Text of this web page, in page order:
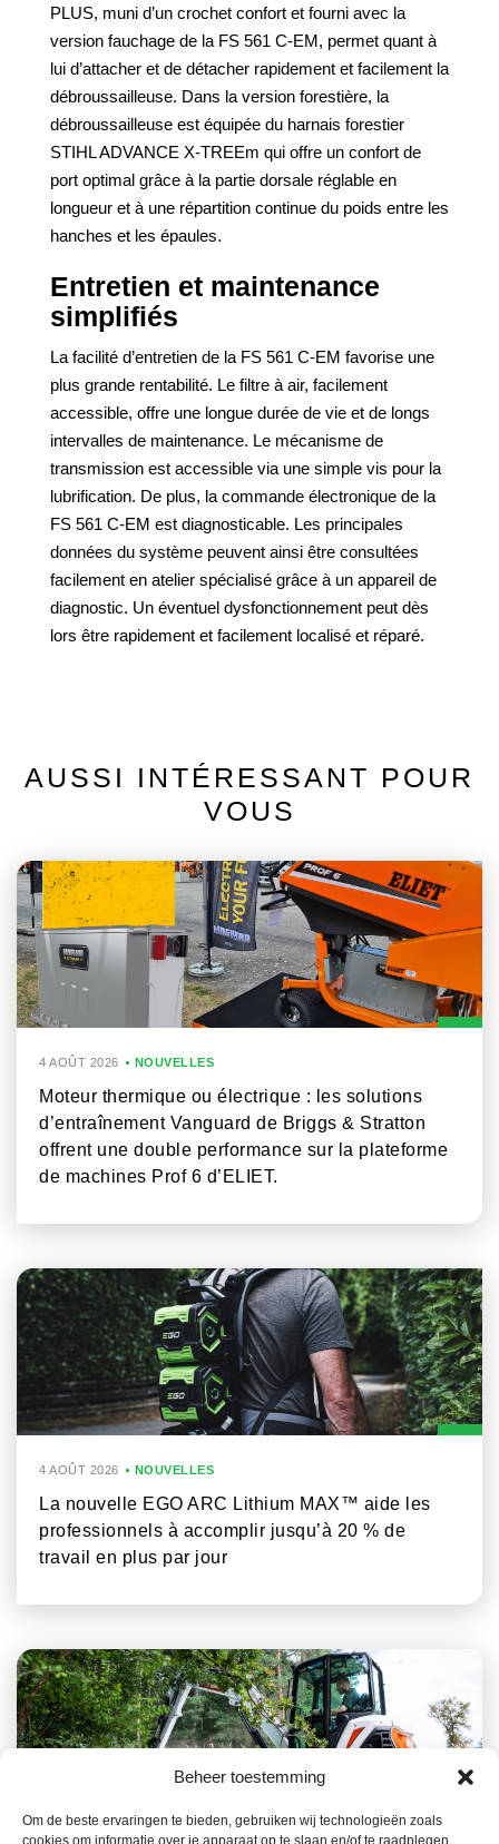
Beheer toestemming
Om de beste ervaringen te bieden, gebruiken wij technologieën zoals
cookies om informatie over je apparaat op te slaan en/of te raadplegen.
PLUS, muni d’un crochet confort et fourni avec la
version fauchage de la FS 561 C-EM, permet quant à
lui d’attacher et de détacher rapidement et facilement la
débroussailleuse. Dans la version forestière, la
débroussailleuse est équipée du harnais forestier
STIHL ADVANCE X-TREEm qui offre un confort de
port optimal grâce à la partie dorsale réglable en
longueur et à une répartition continue du poids entre les
hanches et les épaules.
Entretien et maintenance
simplifiés
La facilité d’entretien de la FS 561 C-EM favorise une
plus grande rentabilité. Le filtre à air, facilement
accessible, offre une longue durée de vie et de longs
intervalles de maintenance. Le mécanisme de
transmission est accessible via une simple vis pour la
lubrification. De plus, la commande électronique de la
FS 561 C-EM est diagnosticable. Les principales
données du système peuvent ainsi être consultées
facilement en atelier spécialisé grâce à un appareil de
diagnostic. Un éventuel dysfonctionnement peut dès
lors être rapidement et facilement localisé et réparé.
AUSSI INTÉRESSANT POUR
VOUS
4 AOÛT 2026 NOUVELLES
Moteur thermique ou électrique : les solutions
d’entraînement Vanguard de Briggs & Stratton
offrent une double performance sur la plateforme
de machines Prof 6 d’ELIET.
4 AOÛT 2026 NOUVELLES
La nouvelle EGO ARC Lithium MAX™ aide les
professionnels à accomplir jusqu’à 20 % de
travail en plus par jour